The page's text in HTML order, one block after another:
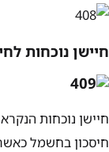
חיישן נוכחות
חיישן נוכחות הנקרא
חיסכון בחשמל